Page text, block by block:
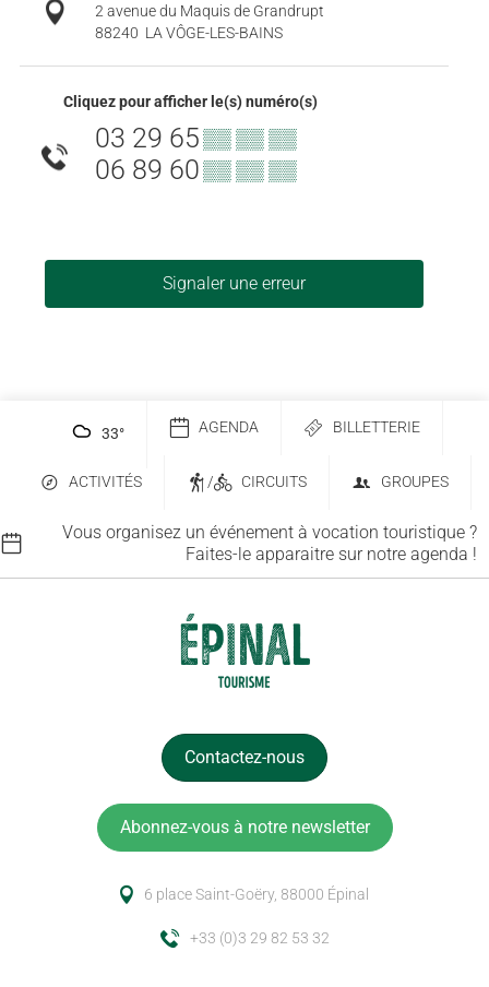
2 avenue du Maquis de Grandrupt
88240 LA VÔGE-LES-BAINS
Cliquez pour afficher le(s) numéro(s)
03 29 65▒▒ ▒▒ ▒▒
06 89 60▒▒ ▒▒ ▒▒
Signaler une erreur
33° AGENDA BILLETTERIE
ACTIVITÉS / CIRCUITS GROUPES
Vous organisez un événement à vocation touristique ?
Faites-le apparaitre sur notre agenda !
Contactez-nous
Abonnez-vous à notre newsletter
6 place Saint-Goëry, 88000 Épinal
+33 (0)3 29 82 53 32